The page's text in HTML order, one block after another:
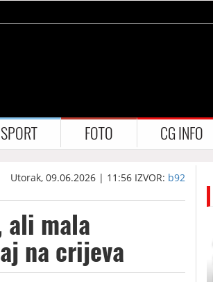
SPORT FOTO CG INFO
Utorak, 09.06.2026 | 11:56 IZVOR: b92
ali mala
na crijeva